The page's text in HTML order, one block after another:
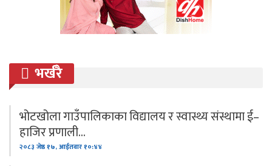
भर्खरै
भोटखोला गाउँपालिकाका विद्यालय र स्वास्थ्य संस्थामा ई–
हाजिर प्रणाली…
२०८३ जेष्ठ १७, आईतवार १०:४४